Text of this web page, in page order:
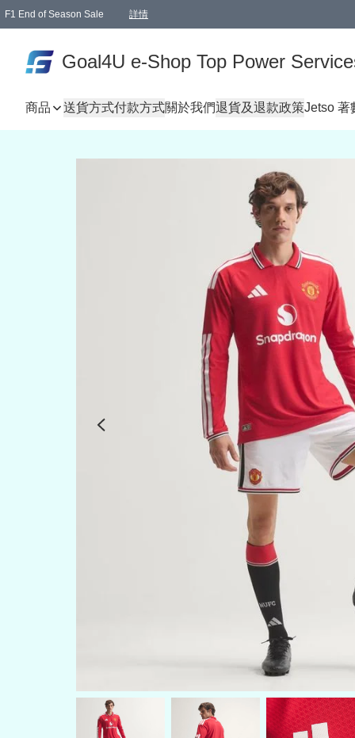
F1 End of Season Sale 詳情
Goal4U e-Shop Top Power
商品 送貨方式付款方式關於我們退貨及退款政策Jetso 著